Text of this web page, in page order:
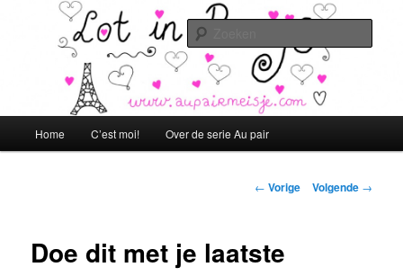
aupairmeisje.com
Lot in Parijs!
Home C’est moi! Over de serie Au pair
Berichtnavigatie
← Vorige Volgende →
Doe dit met je laatste